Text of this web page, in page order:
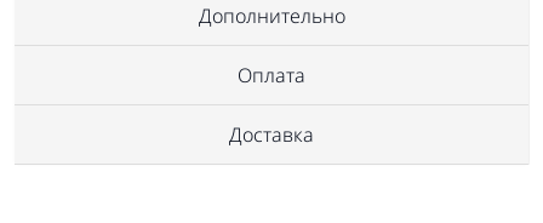
Дополнительно
Оплата
Доставка